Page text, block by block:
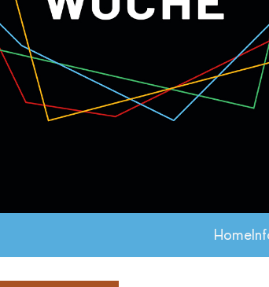
Home